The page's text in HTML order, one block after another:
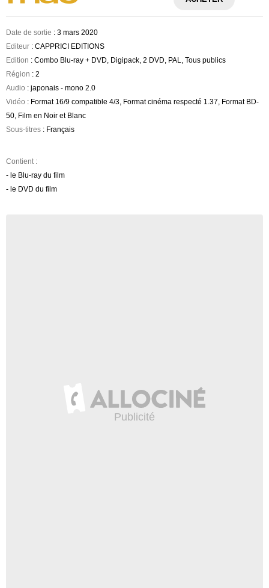
Date de sortie : 3 mars 2020
Editeur : CAPPRICI EDITIONS
Edition : Combo Blu-ray + DVD, Digipack, 2 DVD, PAL, Tous publics
Région : 2
Audio : japonais - mono 2.0
Vidéo : Format 16/9 compatible 4/3, Format cinéma respecté 1.37, Format BD-
50, Film en Noir et Blanc
Sous-titres : Français
Contient :
- le Blu-ray du film
- le DVD du film